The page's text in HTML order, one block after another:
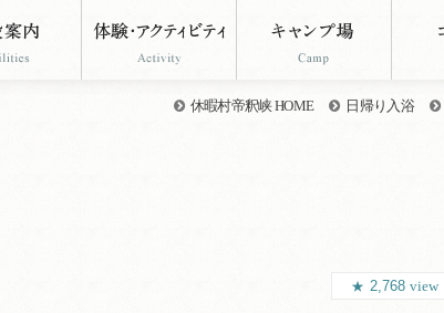
休暇村帝釈峡 HOME 日帰り入浴
2,768 view